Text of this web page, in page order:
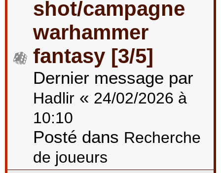
shot/campagne
warhammer
fantasy [3/5]
Dernier message par
Hadlir « 24/02/2026 à
10:10
Posté dans Recherche
de joueurs